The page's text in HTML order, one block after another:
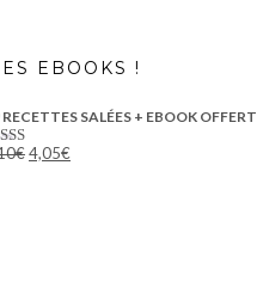
EBOOKS !
RECETTES SALÉES + EBOOK OFFERT
5.00
€Le
4,05€